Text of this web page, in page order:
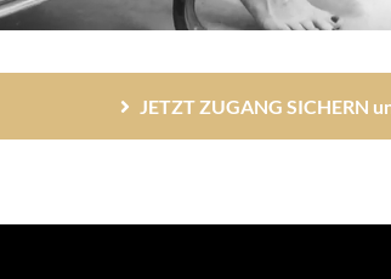
28.97%
JETZT ZUGANG SICHERN